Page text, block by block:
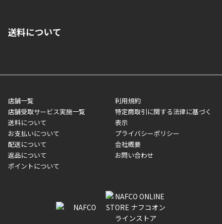
■代金引換(代引)※手数料がかかります
■商品によっては一部決済方法が使用できない場合がございま
す。
ご注文が確認出来次第、1～4営業日に発送いたします。「お取り
業日にてお引渡しとなります。(離島などの場合、例外もあります)
メーカー直送品など一部商品については、その他商品との購入に
制限がかかる場合がございます。また発送日についても、通常と
異なる場合がございます。対象商品の説明ページをご確認くださ
い。
■店舗受取をご選択いただいた場合
ご注文が確認出来次第、お受取される店舗在庫を使用してご準備
をさせていただきます。店舗に在庫がない場合は店舗よりお取り
いただく場合がございます。店舗準備でのお渡しとなる為、商品
のみの受け渡しとなります。（箱や納品書は付属しておりませ
ん）店舗で準備が出来次第、メールにてご連絡させていただきま
送料について
店舗一覧
店舗受取サービス実施一覧
送料について
お支払いについて
配送について
返品について
ポイントについて
利用規約
特定商取引に関する法律に基づく
表示
プライバシーポリシー
会社概要
お問い合わせ